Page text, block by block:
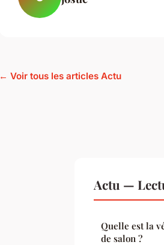
← Voir tous les articles Actu
Actu —
Quelle est la
de salon ?